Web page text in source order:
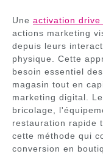
Une activation drive
actions marketing
depuis leurs
physique. Cette
besoin essentiel
magasin tout en
marketing digital.
bricolage,
restauration rapide
cette méthode qui
conversion en